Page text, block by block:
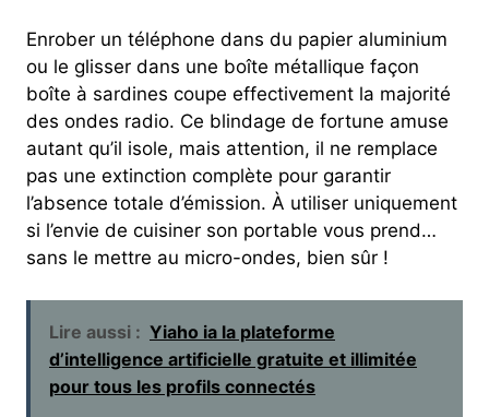
Enrober un téléphone dans du papier aluminium
ou le glisser dans une boîte métallique façon
boîte à sardines coupe effectivement la majorité
des ondes radio. Ce blindage de fortune amuse
autant qu’il isole, mais attention, il ne remplace
pas une extinction complète pour garantir
l’absence totale d’émission. À utiliser uniquement
si l’envie de cuisiner son portable vous prend…
sans le mettre au micro-ondes, bien sûr !
Lire aussi : Yiaho ia la plateforme
d’intelligence artificielle gratuite et illimitée
pour tous les profils connectés